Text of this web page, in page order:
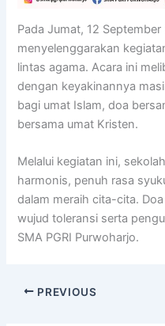
Pada Jumat, 12
menyelenggarakan
lintas agama. Acara ini
dengan keyakinannya
bagi umat Islam, doa
bersama umat Kristen.
Melalui kegiatan ini,
harmonis, penuh rasa
dalam meraih cita-cita.
wujud toleransi serta
SMA PGRI Purwoharjo.
PREVIOUS